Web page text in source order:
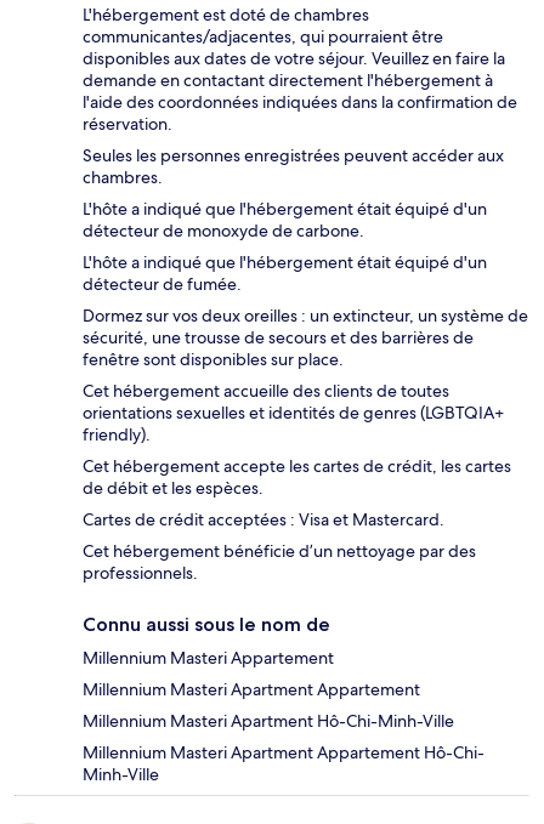
L'hébergement est doté de chambres
communicantes/adjacentes, qui pourraient être
disponibles aux dates de votre séjour. Veuillez en faire la
demande en contactant directement l'hébergement à
l'aide des coordonnées indiquées dans la confirmation de
réservation.
Seules les personnes enregistrées peuvent accéder aux
chambres.
L'hôte a indiqué que l'hébergement était équipé d'un
détecteur de monoxyde de carbone.
L'hôte a indiqué que l'hébergement était équipé d'un
détecteur de fumée.
Dormez sur vos deux oreilles : un extincteur, un système de
sécurité, une trousse de secours et des barrières de
fenêtre sont disponibles sur place.
Cet hébergement accueille des clients de toutes
orientations sexuelles et identités de genres (LGBTQIA+
friendly).
Cet hébergement accepte les cartes de crédit, les cartes
de débit et les espèces.
Cartes de crédit acceptées : Visa et Mastercard.
Cet hébergement bénéficie d’un nettoyage par des
professionnels.
Connu aussi sous le nom de
Millennium Masteri Appartement
Millennium Masteri Apartment Appartement
Millennium Masteri Apartment Hô-Chi-Minh-Ville
Millennium Masteri Apartment Appartement Hô-Chi-
Minh-Ville